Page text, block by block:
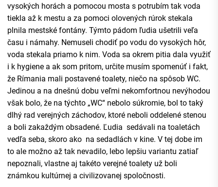
vysokých horách a pomocou mosta s potrubím tak voda
tiekla až k mestu a za pomoci olovených rúrok stekala
plnila mestské fontány. Týmto pádom ľudia ušetrili veľa
času i námahy. Nemuseli chodiť po vodu do vysokých hôr,
voda stekala priamo k nim. Voda sa okrem pitia dala využiť
i k hygiene a ak som pritom, určite musím spomenúť i fakt,
že Rímania mali postavené toalety, niečo na spôsob WC.
Jedinou a na dnešnú dobu veľmi nekomfortnou nevýhodou
však bolo, že na týchto „WC“ nebolo súkromie, bol to taký
dlhý rad verejných záchodov, ktoré neboli oddelené stenou
a boli zakaždým obsadené. Ľudia sedávali na toaletách
vedľa seba, skoro ako na sedadlách v kine. V tej dobe im
to ale možno až tak nevadilo, lebo lepšiu variantu zatiaľ
nepoznali, vlastne aj takéto verejné toalety už boli
známkou kultúrnej a civilizovanej spoločnosti.